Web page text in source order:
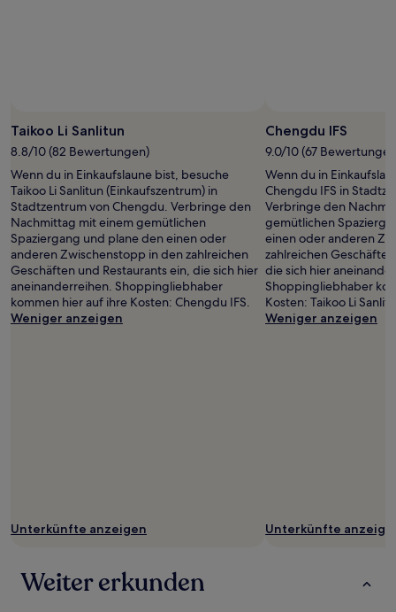
Taikoo Li Sanlitun
8.8/10 (82 Bewertungen)
Wenn du in Einkaufslaune bist, besuche
Taikoo Li Sanlitun (Einkaufszentrum) in
Stadtzentrum von Chengdu. Verbringe den
Nachmittag mit einem gemütlichen
Spaziergang und plane den einen oder
anderen Zwischenstopp in den zahlreichen
Geschäften und Restaurants ein, die sich hier
aneinanderreihen. Shoppingliebhaber
kommen hier auf ihre Kosten: Chengdu IFS.
Weniger anzeigen
Unterkünfte anzeigen
Chengdu IFS
9.0/10 (67
Wenn du in
Chengdu IFS in
Verbringe den
gemütlichen
einen oder anderen
zahlreichen
die sich hier
Shoppingliebhaber
Kosten: Taikoo Li
Weniger anzeigen
Unterkünfte
Weiter erkunden